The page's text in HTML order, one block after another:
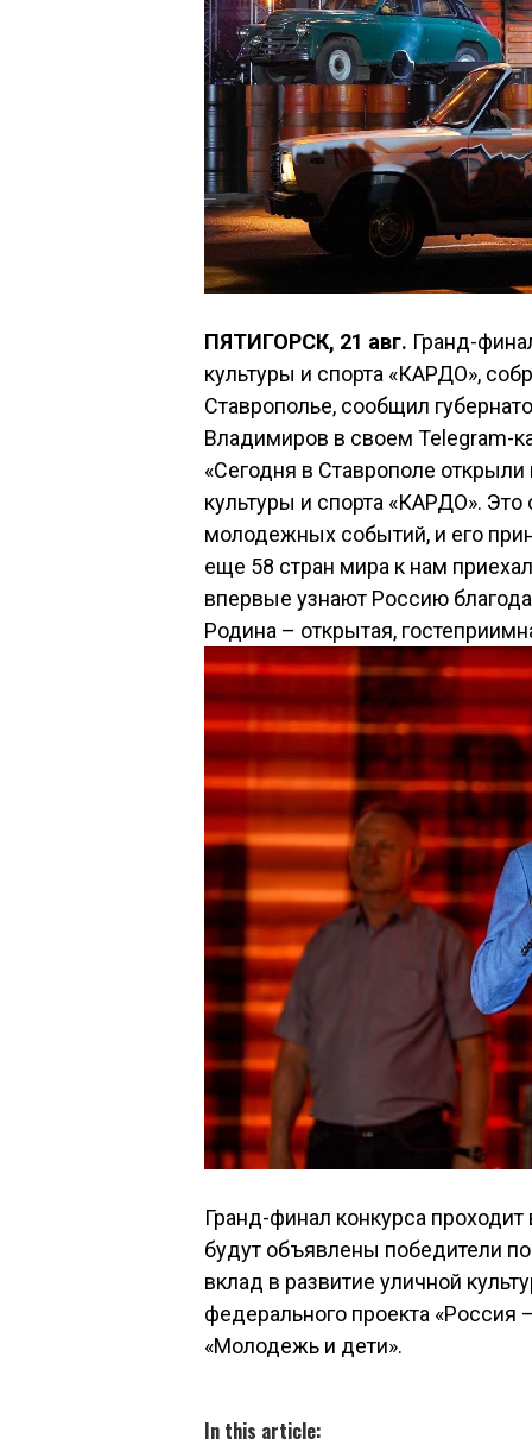
ПЯТИГОРСК, 21 авг. Гранд-
культуры и спорта «КАРДО»,
Ставрополье, сообщил
Владимиров в своем Telegram-
«Сегодня в Ставрополе
культуры и спорта «КАРДО».
молодежных событий, и его
еще 58 стран мира к нам
впервые узнают Россию
Родина – открытая,
Гранд-финал конкурса проходит
будут объявлены победители
вклад в развитие уличной
федерального проекта «Россия
«Молодежь и дети».
In this article: